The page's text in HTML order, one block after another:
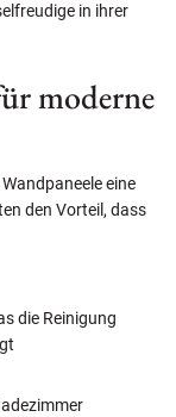
in ihrer
moderne
eine
den Vorteil, dass
die Reinigung